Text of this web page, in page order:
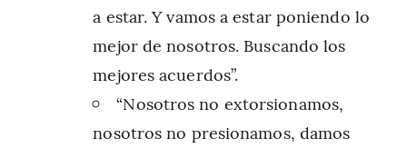
a estar. Y vamos a estar poniendo lo
mejor de nosotros. Buscando los
mejores acuerdos”.
“Nosotros no extorsionamos,
nosotros no presionamos, damos